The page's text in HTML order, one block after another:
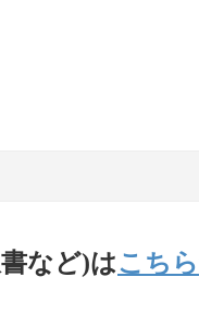
など)はこちら